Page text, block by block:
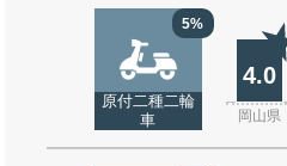
5%
原付二種二輪
車
4.0
岡山県